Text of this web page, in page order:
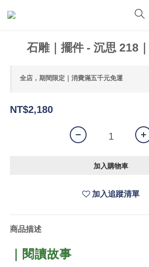
石雕｜擺件 - 沉思 218
全店，期間限定｜消費滿五千元免運
NT$2,180
加入購物車
加入追蹤清單
商品描述
｜閱讀故事